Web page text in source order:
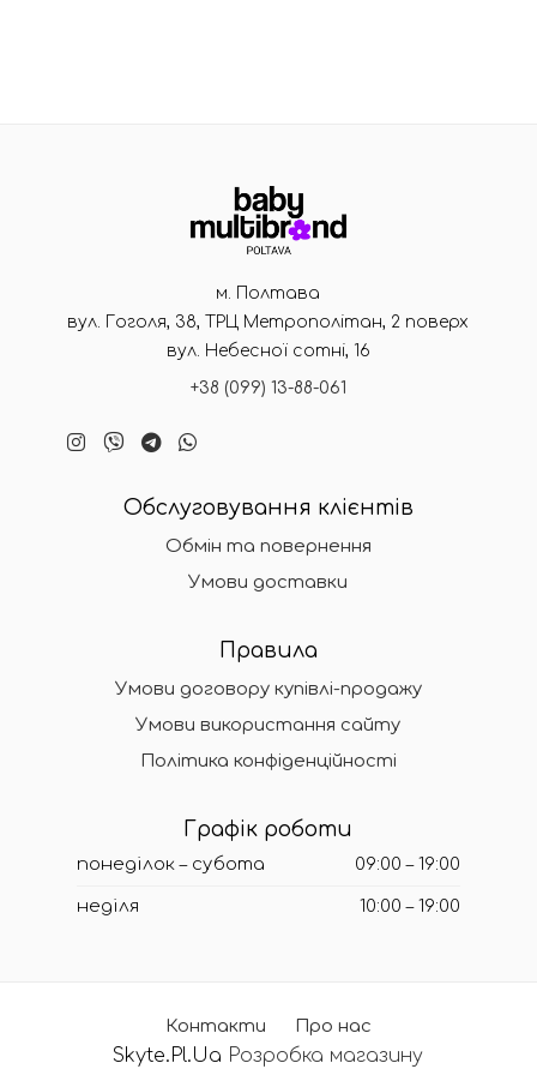
м. Полтава
вул. Гоголя, 38, ТРЦ Метрополітан, 2 поверх
вул. Небесної сотні, 16
+38 (099) 13-88-061
Обслуговування клієнтів
Обмін та повернення
Умови доставки
Правила
Умови договору купівлі-продажу
Умови використання сайту
Політика конфіденційності
Графік роботи
понеділок – субота 09:00 – 19:00
неділя 10:00 – 19:00
Контакти Про нас
Skyte.Pl.Ua Розробка магазину